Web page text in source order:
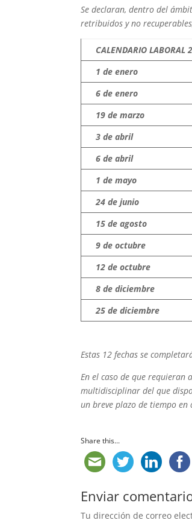
Se declaran, dentro del
retribuidos y no
CALENDARIO LABORAL
1 de enero
6 de enero
19 de marzo
3 de abril
6 de abril
1 de mayo
24 de junio
15 de agosto
9 de octubre
12 de octubre
8 de diciembre
25 de diciembre
Estas 12 fechas se
En el caso de que requieran
multidisciplinar del que
un breve plazo de tiempo en
Share this...
Enviar
Tu dirección de correo